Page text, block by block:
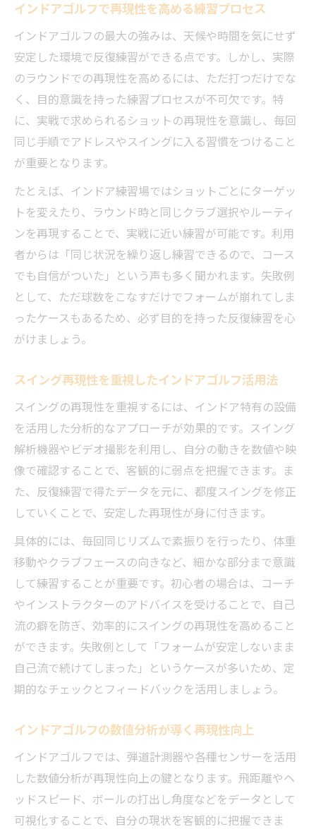
インドアゴルフで再現性を高める練習プロセス
インドアゴルフの最大の強みは、天候や時間を気にせず
安定した環境で反復練習ができる点です。しかし、実際
のラウンドでの再現性を高めるには、ただ打つだけでな
く、目的意識を持った練習プロセスが不可欠です。特
に、実戦で求められるショットの再現性を意識し、毎回
同じ手順でアドレスやスイングに入る習慣をつけること
が重要となります。
たとえば、インドア練習場ではショットごとにターゲッ
トを変えたり、ラウンド時と同じクラブ選択やルーティ
ンを再現することで、実戦に近い練習が可能です。利用
者からは「同じ状況を繰り返し練習できるので、コース
でも自信がついた」という声も多く聞かれます。失敗例
として、ただ球数をこなすだけでフォームが崩れてしま
ったケースもあるため、必ず目的を持った反復練習を心
がけましょう。
スイング再現性を重視したインドアゴルフ活用法
スイングの再現性を重視するには、インドア特有の設備
を活用した分析的なアプローチが効果的です。スイング
解析機器やビデオ撮影を利用し、自分の動きを数値や映
像で確認することで、客観的に弱点を把握できます。ま
た、反復練習で得たデータを元に、都度スイングを修正
していくことで、安定した再現性が身に付きます。
具体的には、毎回同じリズムで素振りを行ったり、体重
移動やクラブフェースの向きなど、細かな部分まで意識
して練習することが重要です。初心者の場合は、コーチ
やインストラクターのアドバイスを受けることで、自己
流の癖を防ぎ、効率的にスイングの再現性を高めること
ができます。失敗例として「フォームが安定しないまま
自己流で続けてしまった」というケースが多いため、定
期的なチェックとフィードバックを活用しましょう。
インドアゴルフの数値分析が導く再現性向上
インドアゴルフでは、弾道計測器や各種センサーを活用
した数値分析が再現性向上の鍵となります。飛距離やヘ
ッドスピード、ボールの打出し角度などをデータとして
可視化することで、自分の現状を客観的に把握できま